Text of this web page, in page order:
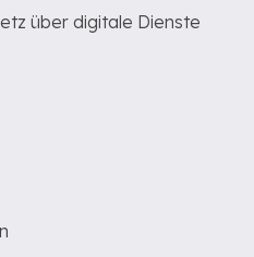
über digitale Dienste